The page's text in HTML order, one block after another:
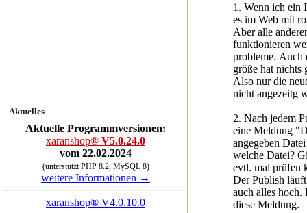
Aktuelles
Aktuelle Programmversionen:
xaranshop® V5.0.24.0
vom 22.02.2024
(unterstützt PHP 8.2, MySQL 8)
weitere Informationen →
xaranshop® V4.0.10.0
1. Wenn ich ein
es im Web mit
Aber alle
funktionieren
probleme. Auch
größe hat nichts
Also nur die
nicht angezeitg
2. Nach jedem
eine Meldung
angegeben
welche Datei?
evtl. mal prüfen
Der Publish
auch alles hoch.
diese Meldung.